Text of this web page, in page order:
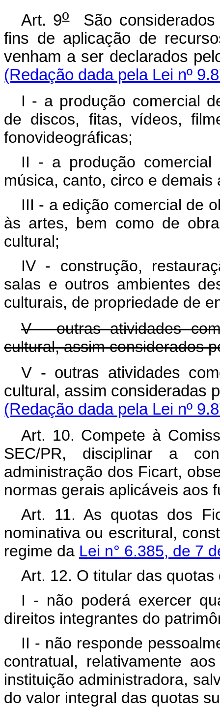
Art. 9oSão considerados
fins de aplicação de
venham a ser declarados
(Redação dada pela Lei nº
I - a produção comercial
de discos, fitas, vídeos,
fonovideográficas;
II - a produção comercial
música, canto, circo e
III - a edição comercial de
às artes, bem como de
cultural;
IV - construção,
salas e outros ambientes
culturais, de propriedade de
V - outras atividades
cultural, assim considerados
V - outras atividades
cultural, assim consideradas
(Redação dada pela Lei nº
Art. 10. Compete à
SEC/PR, disciplinar a
administração dos Ficart,
normas gerais aplicáveis aos
Art. 11. As quotas dos
nominativa ou escritural,
regime da Lei n° 6.385, de 7
Art. 12. O titular das quotas
I - não poderá exercer
direitos integrantes do
II - não responde
contratual, relativamente
instituição administradora,
do valor integral das quotas